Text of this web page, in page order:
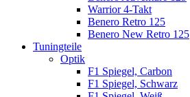
Warrior 4-Takt
Benero Retro 125
Benero New Retro 125
Tuningteile
Optik
F1 Spiegel, Carbon
F1 Spiegel, Schwarz